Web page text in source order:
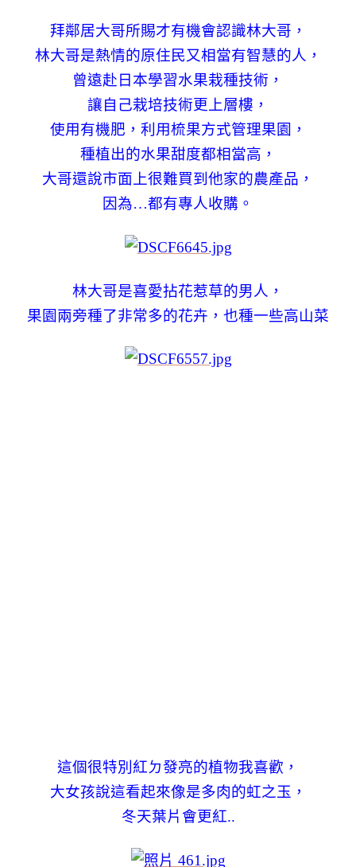
拜鄰居大哥所賜才有機會認識林大哥，
林大哥是熱情的原住民又相當有智慧的人，
曾遠赴日本學習水果栽種技術，
讓自己栽培技術更上層樓，
使用有機肥，利用梳果方式管理果園，
種植出的水果甜度都相當高，
大哥還說市面上很難買到他家的農產品，
因為…都有專人收購。
林大哥是喜愛拈花惹草的男人，
果園兩旁種了非常多的花卉，也種一些高山菜
這個很特別紅ㄉ發亮的植物我喜歡，
大女孩說這看起來像是多肉的虹之玉，
冬天葉片會更紅..